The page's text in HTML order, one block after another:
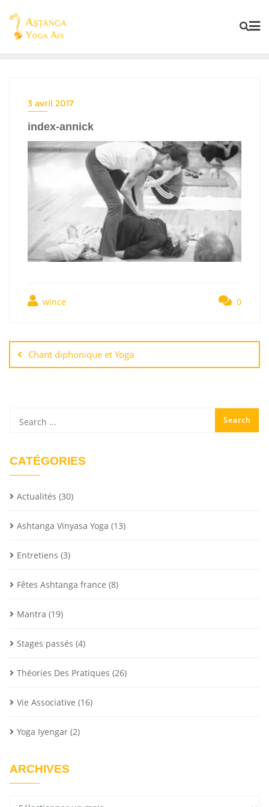
3 avril 2017
index-annick
wince 0
Chant diphonique et Yoga
CATÉGORIES
Actualités (30)
Ashtanga Vinyasa Yoga (13)
Entretiens (3)
Fêtes Ashtanga france (8)
Mantra (19)
Stages passés (4)
Théories Des Pratiques (26)
Vie Associative (16)
Yoga Iyengar (2)
ARCHIVES